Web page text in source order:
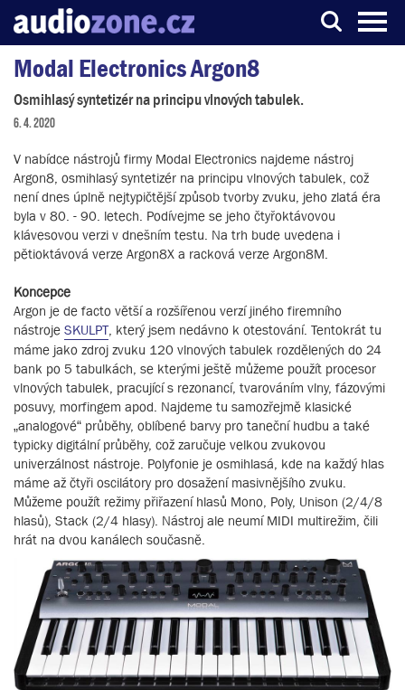
Server o digitálním zpracování zvuku
Modal Electronics Argon8
Osmihlasý syntetizér na principu vlnových tabulek.
6. 4. 2020
V nabídce nástrojů firmy Modal Electronics najdeme nástroj
Argon8, osmihlasý syntetizér na principu vlnových tabulek, což
není dnes úplně nejtypičtější způsob tvorby zvuku, jeho zlatá éra
byla v 80. - 90. letech. Podívejme se jeho čtyřoktávovou
klávesovou verzi v dnešním testu. Na trh bude uvedena i
pětioktávová verze Argon8X a racková verze Argon8M.
Koncepce
Argon je de facto větší a rozšířenou verzí jiného firemního
nástroje SKULPT, který jsem nedávno k otestování. Tentokrát tu
máme jako zdroj zvuku 120 vlnových tabulek rozdělených do 24
bank po 5 tabulkách, se kterými ještě můžeme použít procesor
vlnových tabulek, pracující s rezonancí, tvarováním vlny, fázovými
posuvy, morfingem apod. Najdeme tu samozřejmě klasické
„analogové“ průběhy, oblíbené barvy pro taneční hudbu a také
typicky digitální průběhy, což zaručuje velkou zvukovou
univerzálnost nástroje. Polyfonie je osmihlasá, kde na každý hlas
máme až čtyři oscilátory pro dosažení masivnějšího zvuku.
Můžeme použít režimy přiřazení hlasů Mono, Poly, Unison (2/4/8
hlasů), Stack (2/4 hlasy). Nástroj ale neumí MIDI multirežim, čili
hrát na dvou kanálech současně.